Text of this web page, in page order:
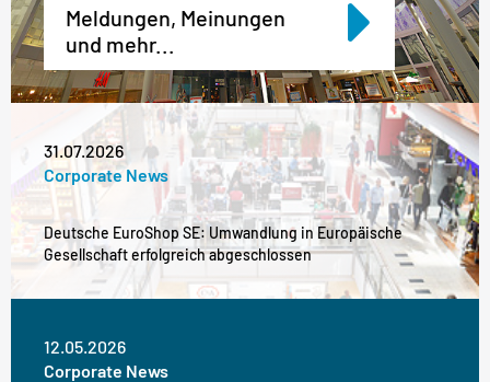
Meldungen, Meinungen
und mehr...
31.07.2026
Corporate News
Deutsche EuroShop SE: Umwandlung in Europäische
Gesellschaft erfolgreich abgeschlossen
12.05.2026
Corporate News